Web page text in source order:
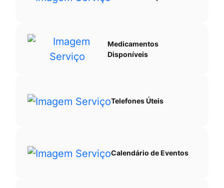
Medicamentos
Disponíveis
Telefones Úteis
Calendário de Eventos